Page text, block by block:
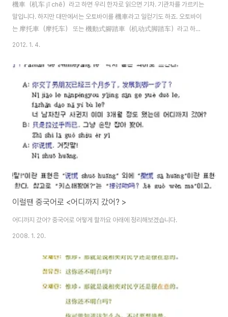
機車（机车 jī chē）라고 하면 우리 한자로 읽으면 기차. 기관차를 가르키는
말입니다. 하지만 대만에서는 오토바이를 機車라고 일컫기도 하죠. 오토바이
는 摩托車（摩托车） 또는 機動式腳踏車（机动式脚踏车）라고 하고,
대만 사투리로 歐都拜（欧都拜） 또는 ki chhia라고 합니다. 일반적으로는
이가 아닌 의미로 機車라는 단어를 많이 사용합니다 원래는 대만 본성인들이
에서 그게 고상하지 못하다고 여기거나 혹은 장난으로 말을 만들다 "膣屄"의
첫 글자와 발음이 비슷한 "機"를 쓰면서 "機車"라는 말이 생기게 되었죠. "機
車"라고 쓰이면서 원래는 심한 욕이었는데 학생들..
2012. 1. 4.
이럴땐 중국어로 <어디까지 갔어? >
어디까지 갔어? 중국어로 어떻게 할까요 아래에 정리해보겠습니다.
2008. 1. 20.